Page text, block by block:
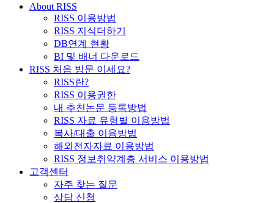
About RISS
RISS 이용방법
RISS 지식더하기
DB연계 현황
BI 및 배너 다운로드
RISS 처음 방문 이세요?
RISS란?
RISS 이용권한
내 추천논문 등록방법
RISS 자료 유형별 이용방법
복사/대출 이용방법
해외전자자료 이용방법
RISS 정보취약계층 서비스 이용방법
고객센터
자주 찾는 질문
상담 신청